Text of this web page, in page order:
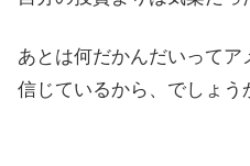
あとは何だかんだいって
信じているから、でしょう